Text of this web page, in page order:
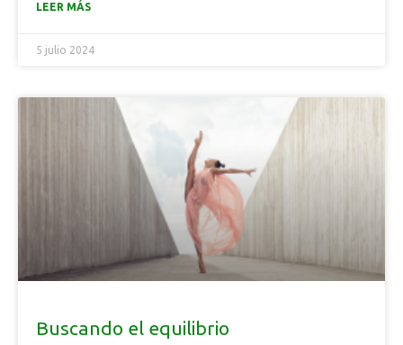
LEER MÁS
5 julio 2024
Buscando el equilibrio